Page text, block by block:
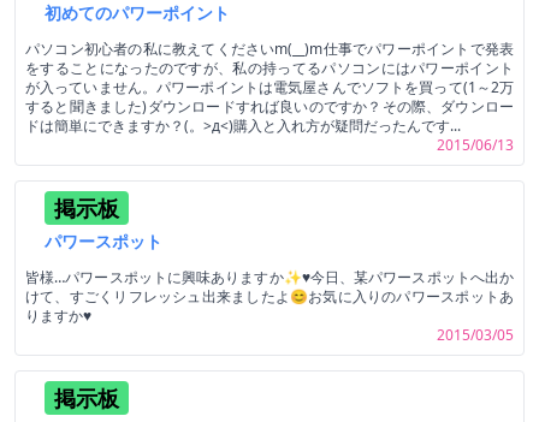
初めてのパワーポイント
パソコン初心者の私に教えてくださいm(__)m仕事でパワーポイントで発表
をすることになったのですが、私の持ってるパソコンにはパワーポイント
が入っていません。パワーポイントは電気屋さんでソフトを買って(1～2万
すると聞きました)ダウンロードすれば良いのですか？その際、ダウンロー
ドは簡単にできますか？(。>д<)購入と入れ方が疑問だったんです...
2015/06/13
掲示板
パワースポット
皆様…パワースポットに興味ありますか✨♥今日、某パワースポットへ出か
けて、すごくリフレッシュ出来ましたよ😊お気に入りのパワースポットあ
りますか♥
2015/03/05
掲示板